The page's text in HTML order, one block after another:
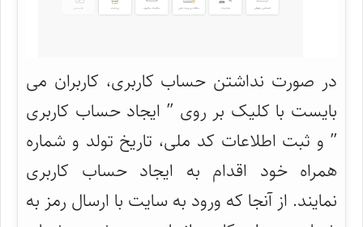
در صورت نداشتن حساب کاربری، کاربران می
بایست با کلیک بر روی ” ایجاد حساب کاربری
” و ثبت اطلاعات کد ملی، تاریخ تولد و شماره
همراه خود اقدام به ایجاد حساب کاربری
نمایند. از آنجا که ورود به سایت با ارسال رمز به